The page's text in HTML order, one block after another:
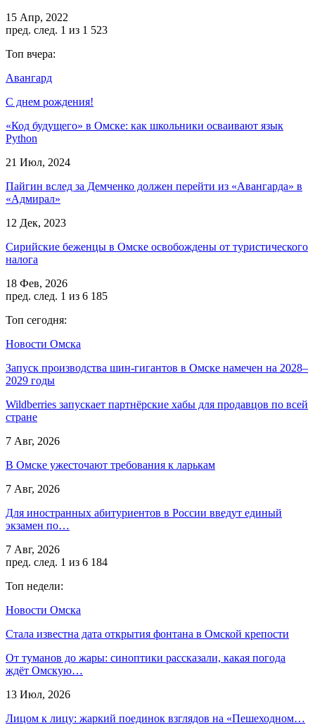
15 Апр, 2022
пред. след. 1 из 1 523
Топ вчера:
Авангард
С днем рождения!
«Код будущего» в Омске: как школьники осваивают язык
Python
21 Июл, 2024
Пайгин вслед за Демченко должен перейти из «Авангарда» в
«Адмирал»
12 Дек, 2023
Сирийские беженцы в Омске освобождены от туристического
налога
18 Фев, 2026
пред. след. 1 из 6 185
Топ сегодня:
Новости Омска
Запуск производства шин-гигантов в Омске намечен на 2028–
2029 годы
Wildberries запускает партнёрские хабы для продавцов по всей
стране
7 Авг, 2026
В Омске ужесточают требования к ларькам
7 Авг, 2026
Для иностранных абитуриентов в России введут единый
экзамен по…
7 Авг, 2026
пред. след. 1 из 6 184
Топ недели:
Новости Омска
Стала известна дата открытия фонтана в Омской крепости
От туманов до жары: синоптики рассказали, какая погода
ждёт Омскую…
13 Июл, 2026
Лицом к лицу: жаркий поединок взглядов на «Пешеходном…